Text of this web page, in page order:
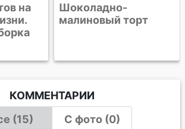
КОММЕНТАРИИ
(15)
С фото (0)